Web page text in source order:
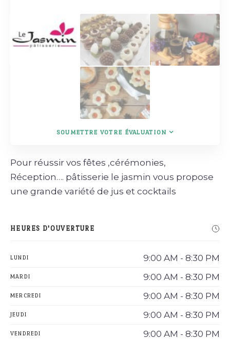
SOUMETTRE VOTRE ÉVALUATION
Pour réussir vos fêtes ,cérémonies,
Réception…. pâtisserie le jasmin vous propose
une grande variété de jus et cocktails
HEURES D'OUVERTURE
LUNDI 9:00 AM - 8:30 PM
MARDI 9:00 AM - 8:30 PM
MERCREDI 9:00 AM - 8:30 PM
JEUDI 9:00 AM - 8:30 PM
VENDREDI 9:00 AM - 8:30 PM